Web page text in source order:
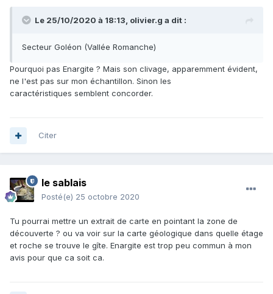
Le 25/10/2020 à 18:13, olivier.g a dit :
Secteur Goléon (Vallée Romanche)
Pourquoi pas Enargite ? Mais son clivage, apparemment évident,
ne l'est pas sur mon échantillon. Sinon les
caractéristiques semblent concorder.
Citer
le sablais
Posté(e) 25 octobre 2020
Tu pourrai mettre un extrait de carte en pointant la zone de
découverte ? ou va voir sur la carte géologique dans quelle étage
et roche se trouve le gîte. Enargite est trop peu commun à mon
avis pour que ca soit ca.